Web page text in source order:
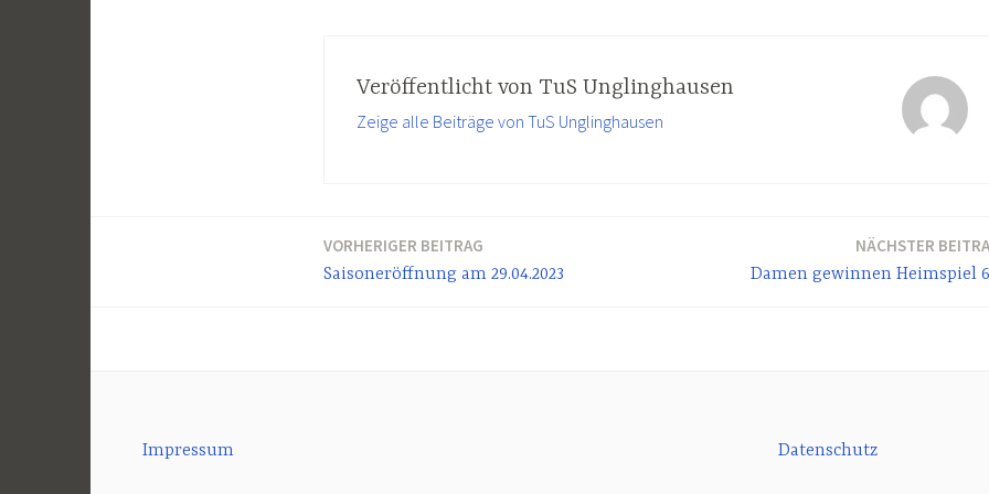
Veröffentlicht von TuS Unglinghausen
Zeige alle Beiträge von TuS Unglinghausen
BeitragsnavigationVORHERIGER BEITRAG
Saisoneröffnung am 29.04.2023
NÄCHSTER
Damen gewinnen Heimspiel
Impressum Datenschutz